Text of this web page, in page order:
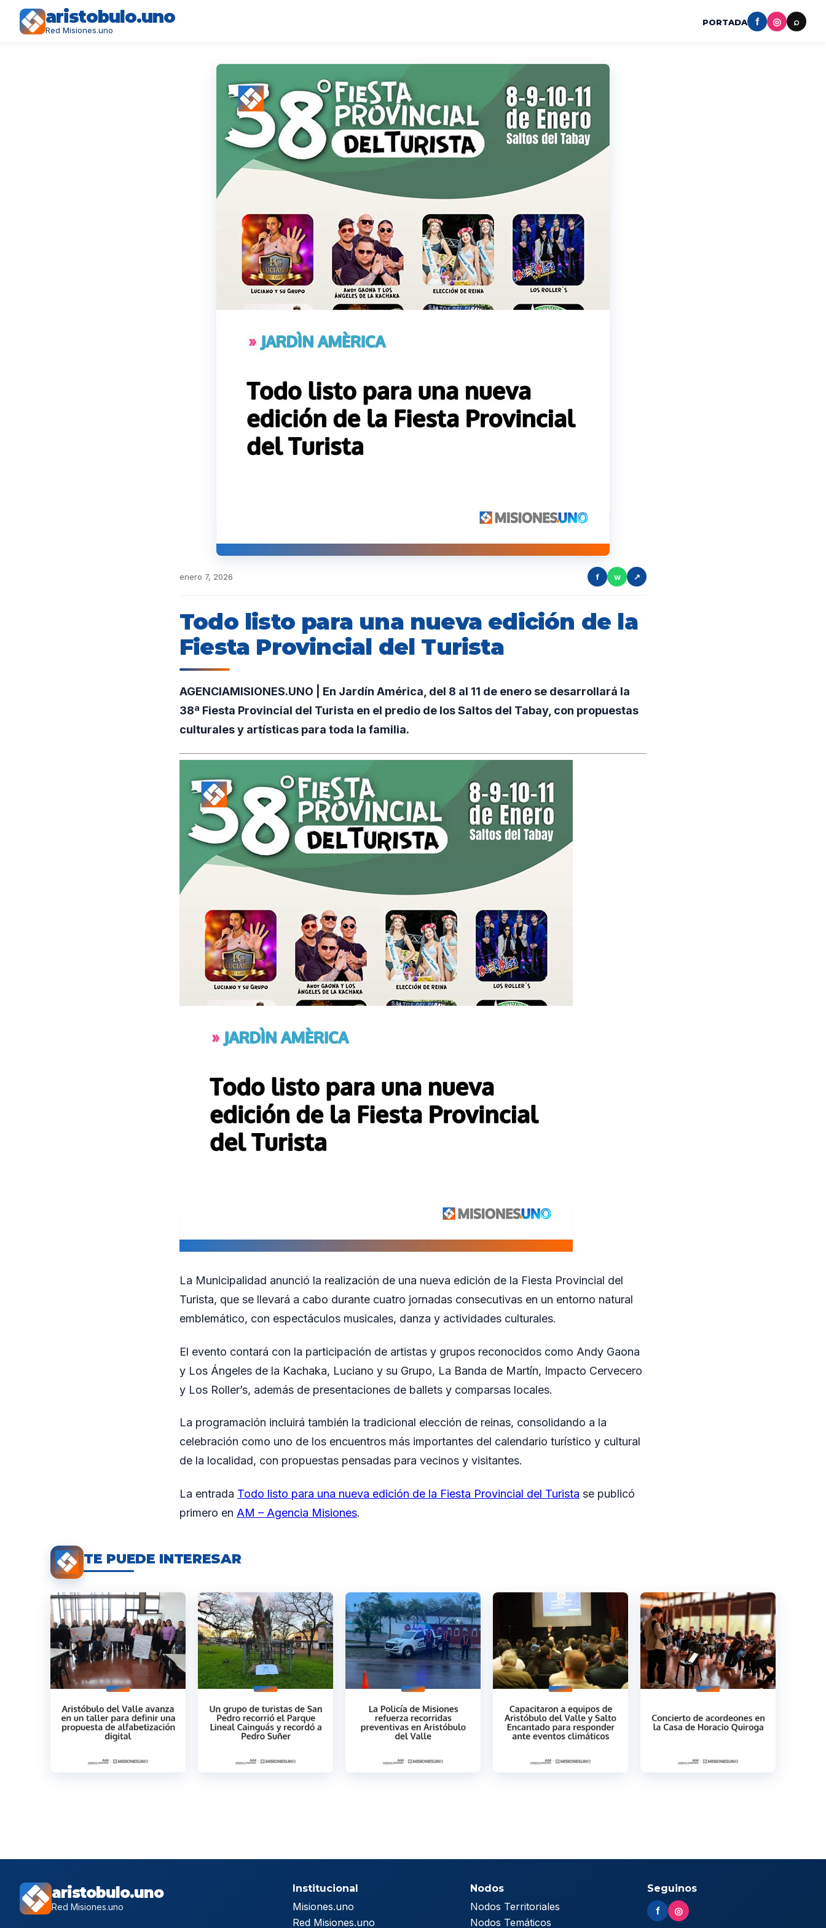
aristobulo.uno
Red Misiones.uno
PORTADA f ◎ ⌕
enero 7, 2026 f w ↗
Todo listo para una nueva edición de la
Fiesta Provincial del Turista
AGENCIAMISIONES.UNO | En Jardín América, del 8 al 11 de enero se desarrollará la
38ª Fiesta Provincial del Turista en el predio de los Saltos del Tabay, con propuestas
culturales y artísticas para toda la familia.
La Municipalidad anunció la realización de una nueva edición de la Fiesta Provincial del
Turista, que se llevará a cabo durante cuatro jornadas consecutivas en un entorno natural
emblemático, con espectáculos musicales, danza y actividades culturales.
El evento contará con la participación de artistas y grupos reconocidos como Andy Gaona
y Los Ángeles de la Kachaka, Luciano y su Grupo, La Banda de Martín, Impacto Cervecero
y Los Roller’s, además de presentaciones de ballets y comparsas locales.
La programación incluirá también la tradicional elección de reinas, consolidando a la
celebración como uno de los encuentros más importantes del calendario turístico y cultural
de la localidad, con propuestas pensadas para vecinos y visitantes.
La entrada Todo listo para una nueva edición de la Fiesta Provincial del Turista se publicó
primero en AM – Agencia Misiones.
TE PUEDE INTERESAR
aristobulo.uno
Red Misiones.uno
Institucional
Misiones.uno
Red Misiones.uno
Nodos
Nodos Territoriales
Nodos Temáticos
Seguinos
f ◎